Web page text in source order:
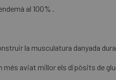
al 100% .
la musculatura danyada
més aviat millor els dipòsits de